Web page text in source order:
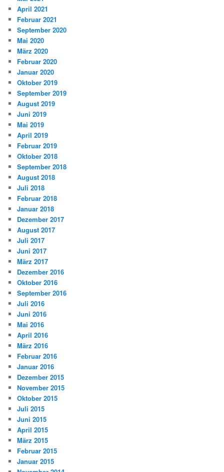
April 2021
Februar 2021
September 2020
Mai 2020
März 2020
Februar 2020
Januar 2020
Oktober 2019
September 2019
August 2019
Juni 2019
Mai 2019
April 2019
Februar 2019
Oktober 2018
September 2018
August 2018
Juli 2018
Februar 2018
Januar 2018
Dezember 2017
August 2017
Juli 2017
Juni 2017
März 2017
Dezember 2016
Oktober 2016
September 2016
Juli 2016
Juni 2016
Mai 2016
April 2016
März 2016
Februar 2016
Januar 2016
Dezember 2015
November 2015
Oktober 2015
Juli 2015
Juni 2015
April 2015
März 2015
Februar 2015
Januar 2015